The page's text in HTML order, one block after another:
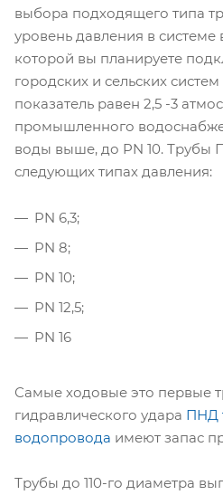
выбора подходящего типа
уровень давления в
которой вы планируете
городских и сельских
показатель равен 2,5 -3
промышленного
воды выше, до PN 10. Трубы
следующих типах давления:
PN 6,3;
PN 8;
PN 10;
PN 12,5;
PN 16
Самые ходовые это первые
гидравлического удара ПНД
водопровода имеют запас
Трубы до 110-го диаметра